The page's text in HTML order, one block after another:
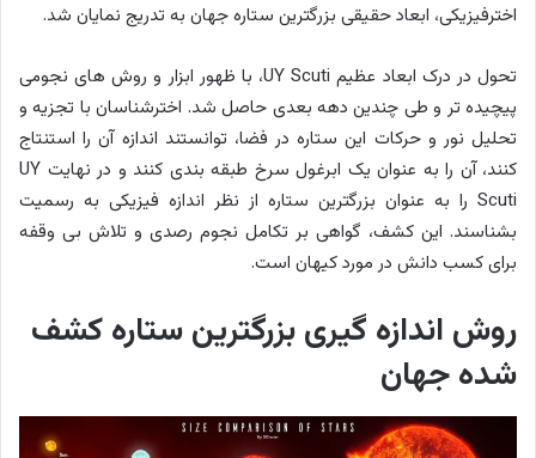
اخترفیزیکی، ابعاد حقیقی بزرگترین ستاره جهان به تدریج نمایان شد.
تحول در درک ابعاد عظیم UY Scuti، با ظهور ابزار و روش های نجومی
پیچیده تر و طی چندین دهه بعدی حاصل شد. اخترشناسان با تجزیه و
تحلیل نور و حرکات این ستاره در فضا، توانستند اندازه آن را استنتاج
کنند، آن را به عنوان یک ابرغول سرخ طبقه بندی کنند و در نهایت UY
Scuti را به عنوان بزرگترین ستاره از نظر اندازه فیزیکی به رسمیت
بشناسند. این کشف، گواهی بر تکامل نجوم رصدی و تلاش بی وقفه
برای کسب دانش در مورد کیهان است.
روش اندازه گیری بزرگترین ستاره کشف
شده جهان